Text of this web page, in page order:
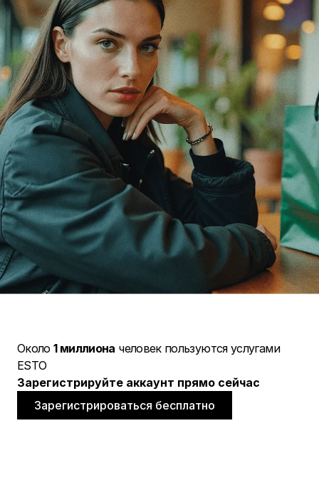
Около1 миллиона человек пользуются услугами
ESTO
Зарегистрируйте аккаунт прямо сейчас
Зарегистрироваться бесплатно